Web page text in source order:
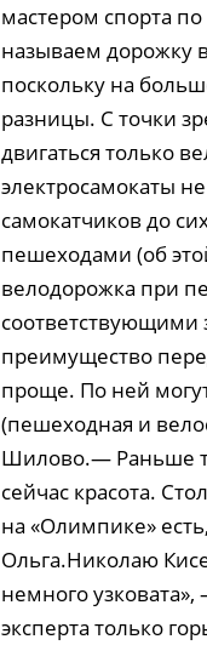
мастером спорта
называем дорожку
поскольку на
разницы. С точки
двигаться только
электросамокаты
самокатчиков до
пешеходами (об
велодорожка при
соответствующими
преимущество
проще. По ней
(пешеходная и
Шилово.— Раньше
сейчас красота.
на «Олимпике»
Ольга.Николаю
немного
эксперта только